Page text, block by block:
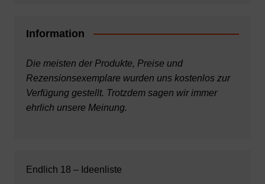
Information
Die meisten der Produkte, Preise und
Rezensionsexemplare wurden uns kostenlos zur
Verfügung gestellt. Trotzdem sagen wir immer
ehrlich unsere Meinung.
Endlich 18 – Ideenliste